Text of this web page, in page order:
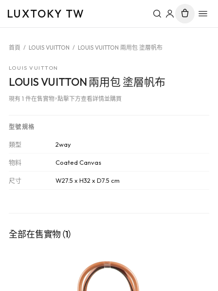
LUXTOKY TW
首頁 / LOUIS VUITTON / LOUIS VUITTON 兩用包 塗層帆布
LOUIS VUITTON
LOUIS VUITTON 兩用包 塗層帆布
現有 1 件在售實物，點擊下方查看詳情並購買
型號規格
類型 2way
物料 Coated Canvas
尺寸 W27.5 x H32 x D7.5 cm
全部在售實物（1）